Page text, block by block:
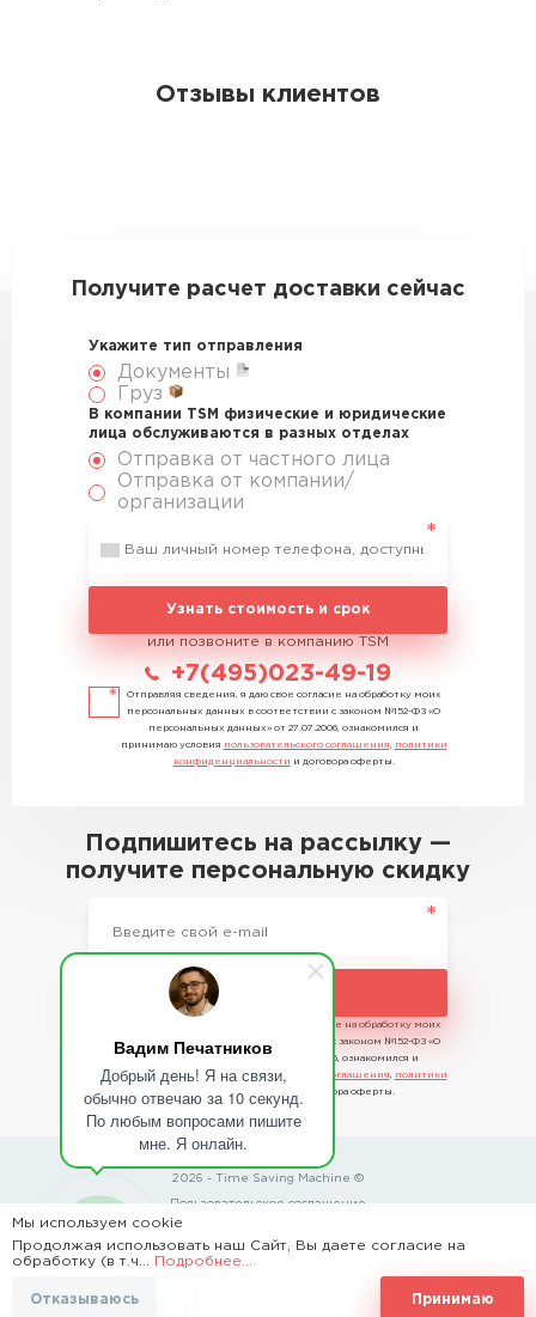
Вадим Печатников
Добрый день! Я на связи,
обычно отвечаю за 10 секунд.
По любым вопросами пишите
мне. Я онлайн.
Отзывы клиентов
Получите расчет доставки сейчас
Укажите тип отправления
Документы
Груз
В компании TSM физические и юридические
лица обслуживаются в разных отделах
Отправка от частного лица
Отправка от компании/
организации
Узнать стоимость и срок
или позвоните в компанию TSM
+7(495)023-49-19
Отправляя сведения, я даю свое согласие на обработку моих
персональных данных в соответствии с законом №152-ФЗ «О
персональных данных» от 27.07.2006, ознакомился и
принимаю условия пользовательского соглашения
политики
конфиденциальности и договора оферты.
Подпишитесь на рассылку —
получите персональную скидку
Подписаться
Отправляя сведения, я даю свое согласие на обработку моих
персональных данных в соответствии с законом №152-ФЗ «О
персональных данных» от 27.07.2006, ознакомился и
принимаю условия пользовательского соглашения
политики
и договора оферты.
2026 - Time Saving Machine ©
Пользовательское соглашение
Политика конфиденциальности
Мы используем cookie
Продолжая использовать наш Сайт, Вы даете согласие на
обработку (в т.ч...
Подробнее...
Отказываюсь Принимаю
BannerText_Seraphinite Accelerator
Turns on site high speed to be attractive for people and search